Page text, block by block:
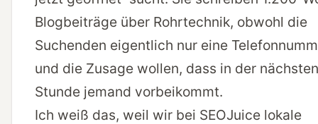
Blogbeiträge über Rohrtechnik, obwohl die
Suchenden eigentlich nur eine
und die Zusage wollen, dass in der nächsten
Stunde jemand vorbeikommt.
Ich weiß das, weil wir bei SEOJuice lokale